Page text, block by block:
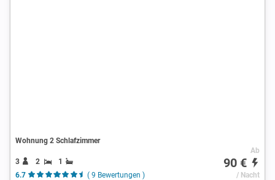
Wohnung 2 Schlafzimmer
3 2
1
6.7
( 9 Bewertungen )
Ab
90 €
/ Nacht